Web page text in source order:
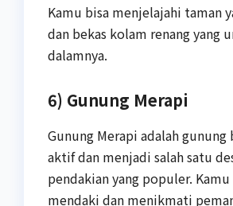
Kamu bisa menjelajahi taman
dan bekas kolam renang yang
dalamnya.
6) Gunung Merapi
Gunung Merapi adalah gunung
aktif dan menjadi salah satu
pendakian yang populer. Kamu
mendaki dan menikmati